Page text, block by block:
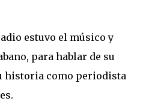
estuvo el músico y
para hablar de su
historia como periodista